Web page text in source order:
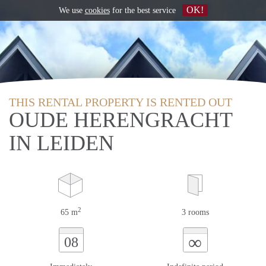
THIS RENTAL PROPERTY IS RENTED OUT
OUDE HERENGRACHT
IN LEIDEN
65 m2 3 rooms
08 ∞
We use cookiesfor the best service OK!